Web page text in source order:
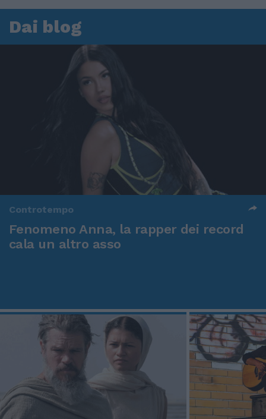
Dai blog
Controtempo
Fenomeno Anna, la rapper dei record
cala un altro asso